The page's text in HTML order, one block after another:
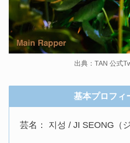
出典：TAN 公式
基本プロフィ
芸名： 지성 / JI SEONG（ジ